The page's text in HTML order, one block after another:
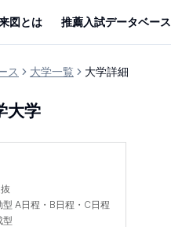
図とは 推薦入試データベース
ス 大学一覧 大学詳細
大学
A日程・B日程・C日程
型